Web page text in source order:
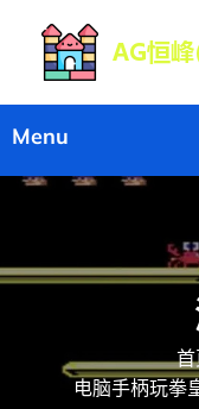
电脑手柄玩拳